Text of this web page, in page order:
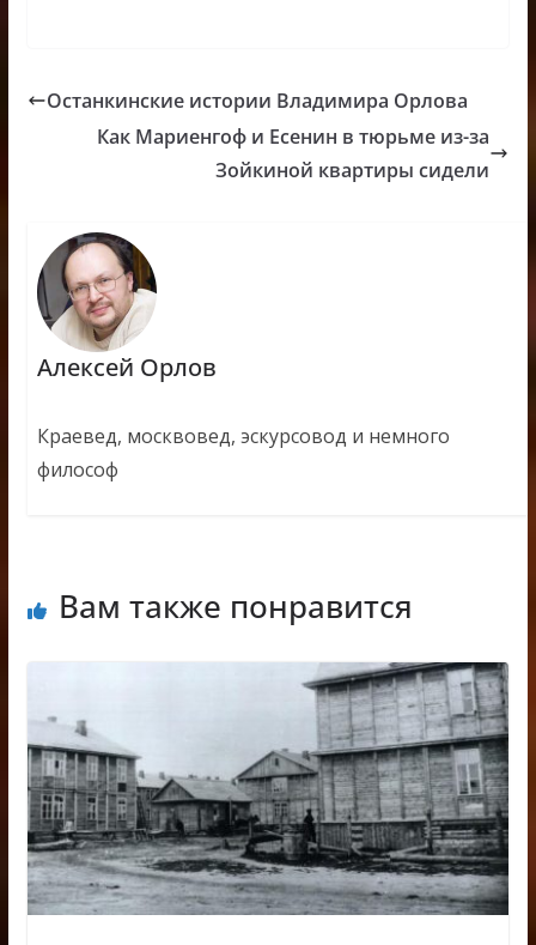
Останкинские истории Владимира Орлова
Как Мариенгоф и Есенин в тюрьме из-за
Зойкиной квартиры сидели
Алексей Орлов
Краевед, москвовед, эскурсовод и немного
философ
Вам также понравится